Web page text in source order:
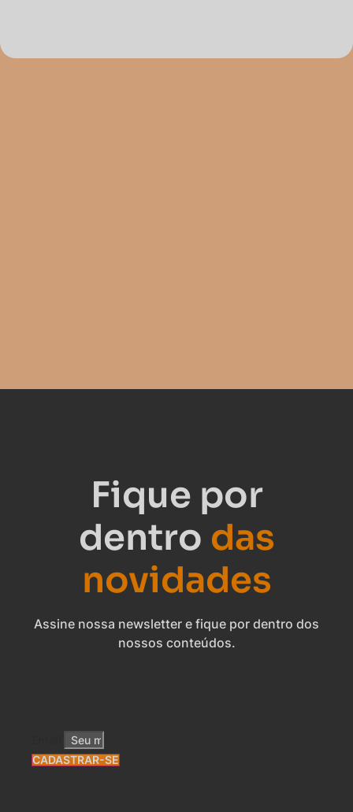
Fique por
dentro das
novidades
Assine nossa newsletter e fique por dentro dos
nossos conteúdos.
CADASTRAR-SE